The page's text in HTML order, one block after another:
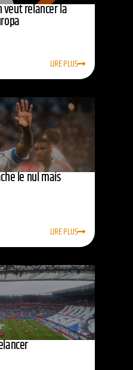
veut relancer la
LIRE PLUS
le nul mais
LIRE PLUS